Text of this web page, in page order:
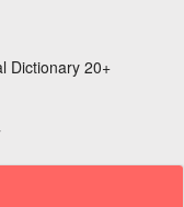
Dictionary 20+